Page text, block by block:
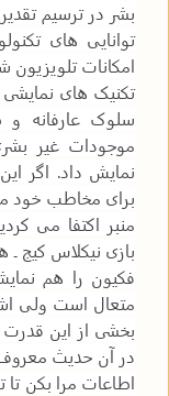
بشر در ترسیم
توانایی های
امکانات
تکنیک های نمایشی
سلوک عارفانه
موجودات غیر
نمایش داد. اگر
برای مخاطب خود
منبر اکتفا می
بازی نیکلاس کیج ـ
فکیون را هم
متعال است ولی
بخشی از این
در آن حدیث
اطاعات مرا بکن تا